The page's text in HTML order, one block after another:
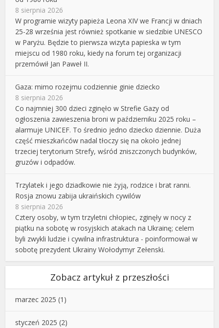
8 sierpnia 2026
W programie wizyty papieża Leona XIV we Francji w dniach
25-28 września jest również spotkanie w siedzibie UNESCO
w Paryżu. Będzie to pierwsza wizyta papieska w tym
miejscu od 1980 roku, kiedy na forum tej organizacji
przemówił Jan Paweł II.
Gaza: mimo rozejmu codziennie ginie dziecko
8 sierpnia 2026
Co najmniej 300 dzieci zginęło w Strefie Gazy od
ogłoszenia zawieszenia broni w październiku 2025 roku –
alarmuje UNICEF. To średnio jedno dziecko dziennie. Duża
część mieszkańców nadal tłoczy się na około jednej
trzeciej terytorium Strefy, wśród zniszczonych budynków,
gruzów i odpadów.
Trzylatek i jego dziadkowie nie żyją, rodzice i brat ranni.
Rosja znowu zabija ukraińskich cywilów
8 sierpnia 2026
Cztery osoby, w tym trzyletni chłopiec, zginęły w nocy z
piątku na sobotę w rosyjskich atakach na Ukrainę; celem
byli zwykli ludzie i cywilna infrastruktura - poinformował w
sobotę prezydent Ukrainy Wołodymyr Zełenski.
Zobacz artykuł z przeszłości
marzec 2025 (1)
styczeń 2025 (2)